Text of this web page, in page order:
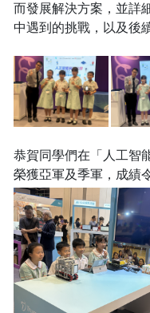
而發展解決方案，並詳
中遇到的挑戰，以及後
恭賀同學們在「人工智
榮獲亞軍及季軍，成績